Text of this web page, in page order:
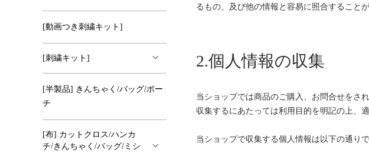
るもの、及び他の情報と容易に照合すること
2.個人情報の収集
当ショップでは商品のご購入、お問合せをさ
収集するにあたっては利用目的を明記の上、
当ショップで収集する個人情報は以下の通りで
[動画つき刺繍キット]
[刺繍キット]
[半製品] きんちゃく/バッグ/ポー
チ
[布] カットクロス/ハンカ
チ/きんちゃく/バッグ/ミシ